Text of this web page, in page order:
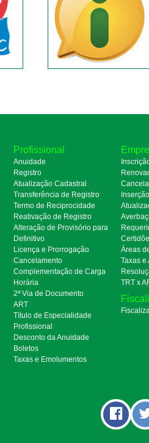
Profissional
Anuidade
Registro
Atualização Cadastral
Transferência de Registro
Termo de Reciprocidade
Reativação de Registro
Alteração de Provisório para
Definitivo
Licença e Prorrogação
Cancelamento
Complementação de Carga
Horária
2ª Via de Documento
ART
Título de Especialidade
Profissional
Desconto da Anuidade
Boletos
Taxas e Emolumentos
Áreas
Taxas e
TRT x